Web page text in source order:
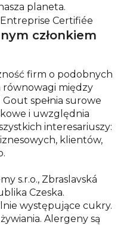
planeta.
członkiem
firm o podobnych
między
spełnia surowe
i uwzględnia
interesariuszy:
klientów,
s.r.o., Zbraslavská
Czeska.
występujące cukry.
Alergeny są